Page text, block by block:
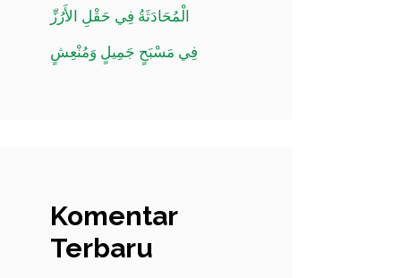
الْمُحَادَثَةُ فِي حَقْلِ الأَرُزِّ
فِي مَسْبَحٍ جَمِيلٍ وَمُنْعِشٍ
Komentar
Terbaru